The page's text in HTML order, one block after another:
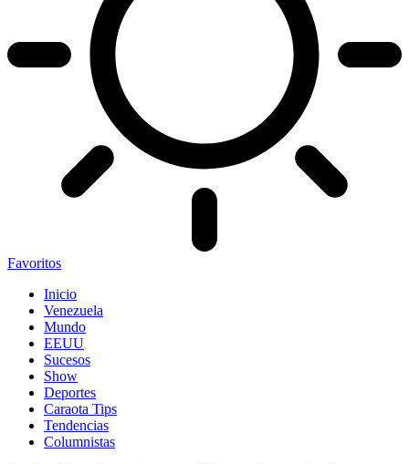
Favoritos
Inicio
Venezuela
Mundo
EEUU
Sucesos
Show
Deportes
Caraota Tips
Tendencias
Columnistas